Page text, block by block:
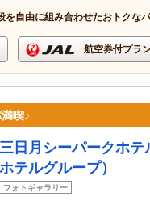
を自由に組み合わせたおトクな
航空券付プラ
喫♪
三日月シーパークホ
ホテルグループ）
フォトギャラリー